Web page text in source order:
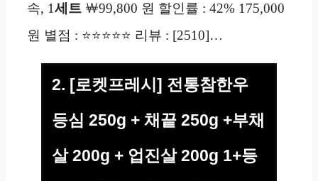
속, 1세트 ￦99,800 원 할인률 : 42% 175,000
원 별점 : ⭐⭐⭐⭐⭐ 리뷰 : [2510]…
2. [로켓프레시] 전통참한우
등심 250g + 채끝 250g +부채
살 200g + 업진살 200g 1+등